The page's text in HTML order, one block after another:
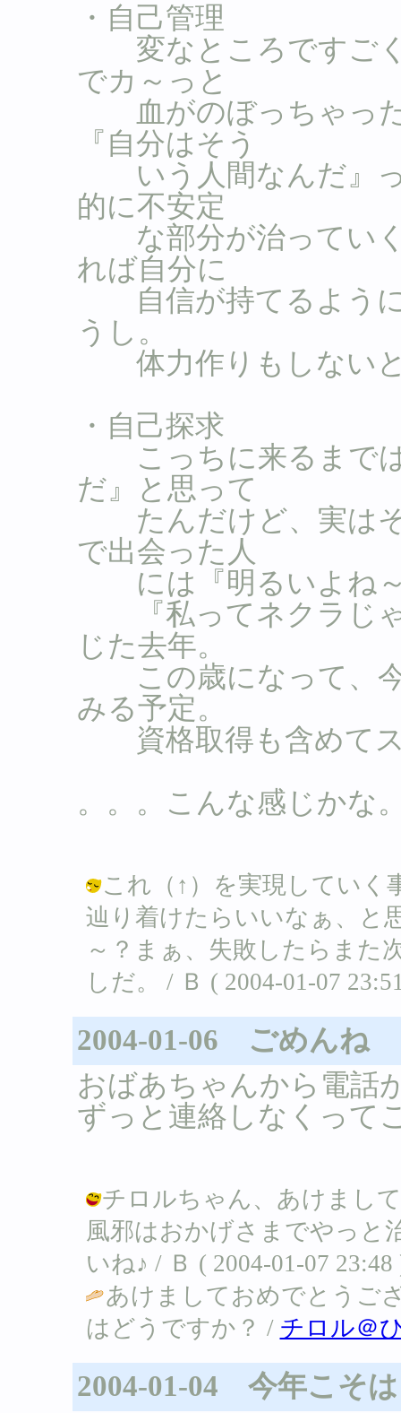
・自己管理
変なところですごく
でカ～っと
血がのぼっちゃった
『自分はそう
いう人間なんだ』っ
的に不安定
な部分が治っていく
れば自分に
自信が持てるように
うし。
体力作りもしない
・自己探求
こっちに来るまでは
だ』と思って
たんだけど、実はそ
で出会った人
には『明るいよね～
『私ってネクラじゃ
じた去年。
この歳になって、今
みる予定。
資格取得も含めてス
。。。こんな感じかな
これ（↑）を実現していく
辿り着けたらいいなぁ、と
～？まぁ、失敗したらまた
しだ。 / Ｂ ( 2004-01-07
2004-01-06 ごめんね
おばあちゃんから電話
ずっと連絡しなくって
チロルちゃん、あけまし
風邪はおかげさまでやっ
いね♪ / Ｂ ( 2004-01-07 23:48
あけましておめでとうご
はどうですか？ / チロル＠
2004-01-04 今年こそ